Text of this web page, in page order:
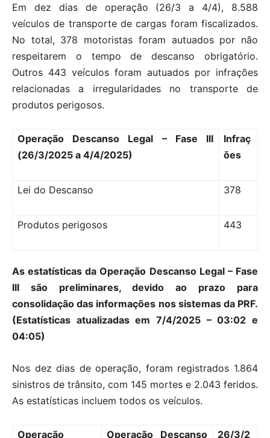
Em dez dias de operação (26/3 a 4/4), 8.588
veículos de transporte de cargas foram fiscalizados.
No total, 378 motoristas foram autuados por não
respeitarem o tempo de descanso obrigatório.
Outros 443 veículos foram autuados por infrações
relacionadas a irregularidades no transporte de
produtos perigosos.
Operação Descanso Legal – Fase III
(26/3/2025 a 4/4/2025)
Infraç
ões
Lei do Descanso 378
Produtos perigosos 443
As estatísticas da Operação Descanso Legal – Fase
III são preliminares, devido ao prazo para
consolidação das informações nos sistemas da PRF.
(Estatísticas atualizadas em 7/4/2025 – 03:02 e
04:05)
Nos dez dias de operação, foram registrados 1.864
sinistros de trânsito, com 145 mortes e 2.043 feridos.
As estatísticas incluem todos os veículos.
Operação
Operação Descanso
26/3/2